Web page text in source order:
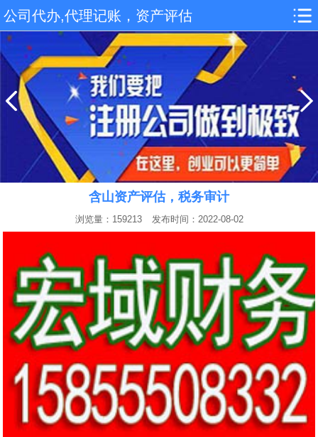
公司代办,代理记账，资产评估
含山资产评估，税务审计
浏览量：159213 发布时间：2022-08-02